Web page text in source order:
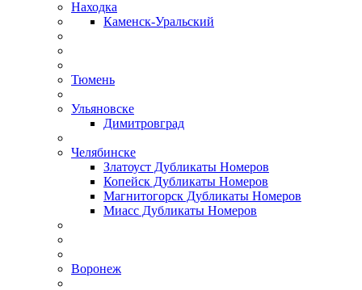
Находка
Каменск-Уральский
Тюмень
Ульяновске
Димитровград
Челябинске
Златоуст Дубликаты Номеров
Копейск Дубликаты Номеров
Магнитогорск Дубликаты Номеров
Миасс Дубликаты Номеров
Воронеж